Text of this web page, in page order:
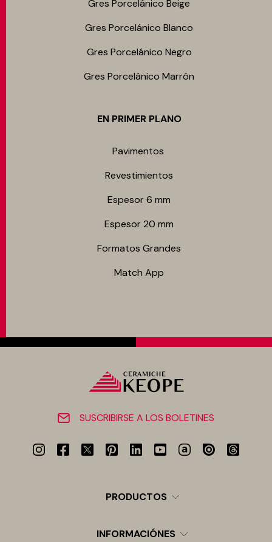
Gres Porcelánico Beige
Gres Porcelánico Blanco
Gres Porcelánico Negro
Gres Porcelánico Marrón
EN PRIMER PLANO
Pavimentos
Revestimientos
Espesor 6 mm
Espesor 20 mm
Formatos Grandes
Match App
SUSCRIBIRSE A LOS BOLETINES
PRODUCTOS
INFORMACIÓNES